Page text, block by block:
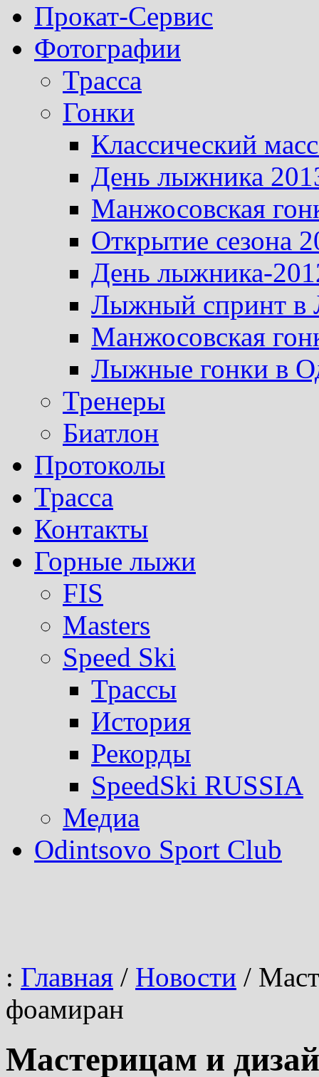
Прокат-Сервис
Фотографии
Трасса
Гонки
Классический
День лыжника
Манжосовская
Открытие сезона
День лыжника-
Лыжный спринт в
Манжосовская
Лыжные гонки в
Тренеры
Биатлон
Протоколы
Трасса
Контакты
Горные лыжи
FIS
Masters
Speed Ski
Трассы
История
Рекорды
SpeedSki RUSSIA
Медиа
Odintsovo Sport Club
: Главная / Новости /
фоамиран
Мастерицам и